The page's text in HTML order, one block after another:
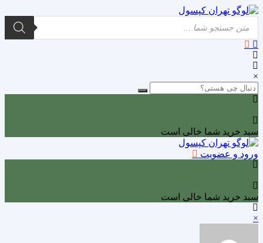
Products
search
×
سبد خرید شما خالی است
ورود و عضویت
سبد خرید شما خالی است
×